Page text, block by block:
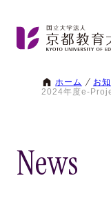
ホーム
お
2024年度e-
News